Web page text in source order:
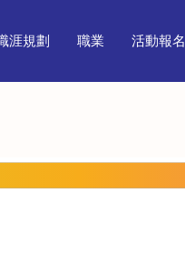
涯規劃 職業 活動報名